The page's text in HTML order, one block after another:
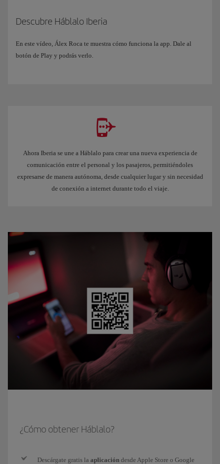
Descubre Háblalo Iberia
En este vídeo, Álex Roca te muestra cómo funciona la app. Dale al
botón de Play y podrás verlo.
Ahora Iberia se une a Háblalo para crear una nueva experiencia de
comunicación entre el personal y los pasajeros, permitiéndoles
expresarse de manera autónoma, desde cualquier lugar y sin necesidad
de conexión a internet durante todo el viaje.
¿Cómo obtener Háblalo?
Descárgate gratis la aplicación desde Apple Store o Google